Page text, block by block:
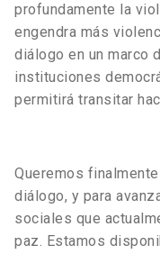
profundamente la
engendra más
diálogo en un marco
instituciones
permitirá transitar
Queremos
diálogo, y para
sociales que
paz. Estamos